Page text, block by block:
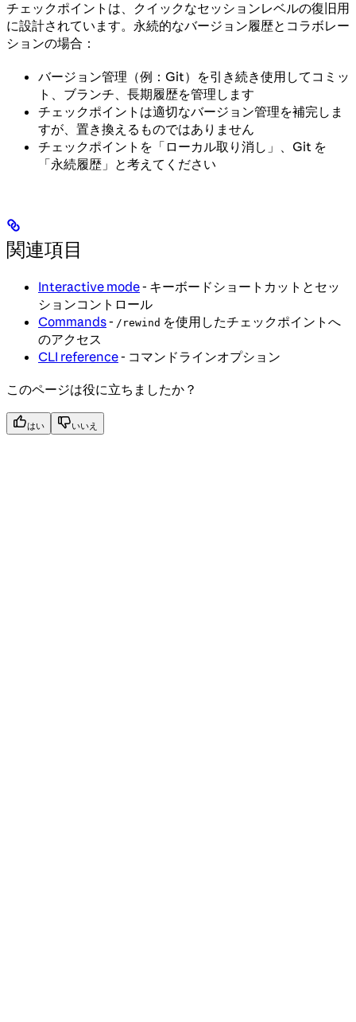
チェックポイントは、クイックなセッションレベルの復旧用
に設計されています。永続的なバージョン履歴とコラボレー
ションの場合：
バージョン管理（例：Git）を引き続き使用してコミッ
ト、ブランチ、長期履歴を管理します
チェックポイントは適切なバージョン管理を補完しま
すが、置き換えるものではありません
チェックポイントを「ローカル取り消し」、Git を
「永続履歴」と考えてください
関連項目
Interactive mode- キーボードショートカットとセッ
ションコントロール
Commands- /rewind を使用したチェックポイントへ
のアクセス
CLI reference- コマンドラインオプション
このページは役に立ちましたか？
はい いいえ